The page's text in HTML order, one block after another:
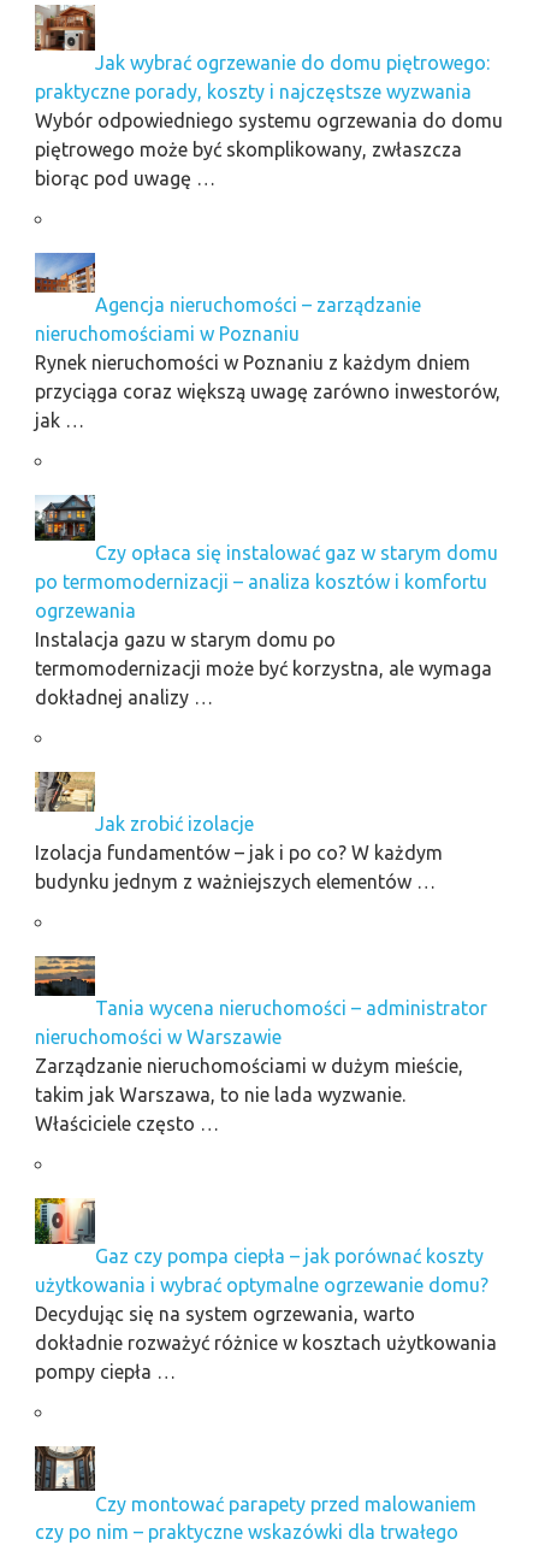
Jak wybrać ogrzewanie do domu piętrowego:
praktyczne porady, koszty i najczęstsze wyzwania
Wybór odpowiedniego systemu ogrzewania do domu
piętrowego może być skomplikowany, zwłaszcza
biorąc pod uwagę …
Agencja nieruchomości – zarządzanie
nieruchomościami w Poznaniu
Rynek nieruchomości w Poznaniu z każdym dniem
przyciąga coraz większą uwagę zarówno inwestorów,
jak …
Czy opłaca się instalować gaz w starym domu
po termomodernizacji – analiza kosztów i komfortu
ogrzewania
Instalacja gazu w starym domu po
termomodernizacji może być korzystna, ale wymaga
dokładnej analizy …
Jak zrobić izolacje
Izolacja fundamentów – jak i po co? W każdym
budynku jednym z ważniejszych elementów …
Tania wycena nieruchomości – administrator
nieruchomości w Warszawie
Zarządzanie nieruchomościami w dużym mieście,
takim jak Warszawa, to nie lada wyzwanie.
Właściciele często …
Gaz czy pompa ciepła – jak porównać koszty
użytkowania i wybrać optymalne ogrzewanie domu?
Decydując się na system ogrzewania, warto
dokładnie rozważyć różnice w kosztach użytkowania
pompy ciepła …
Czy montować parapety przed malowaniem
czy po nim – praktyczne wskazówki dla trwałego